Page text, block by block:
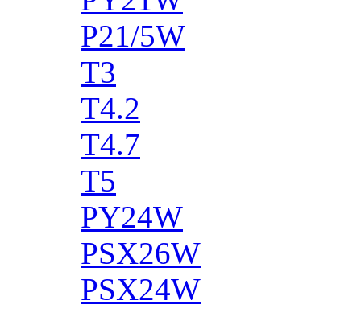
P21/5W
T3
T4.2
T4.7
T5
PY24W
PSX26W
PSX24W